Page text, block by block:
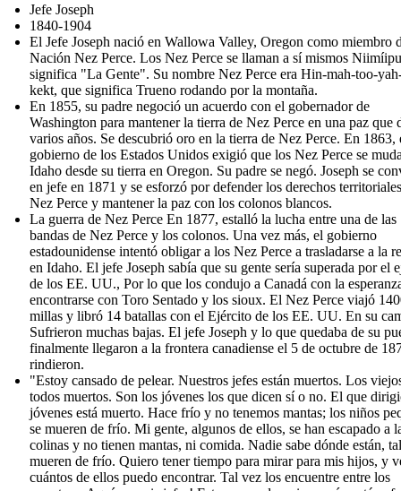
Jefe Joseph
1840-1904
El Jefe Joseph nació en Wallowa Valley, Oregon como miembro
Nación Nez Perce. Los Nez Perce se llaman a sí mismos
significa "La Gente". Su nombre Nez Perce era Hin-mah-too-
kekt, que significa Trueno rodando por la montaña.
En 1855, su padre negoció un acuerdo con el gobernador de
Washington para mantener la tierra de Nez Perce en una paz que
varios años. Se descubrió oro en la tierra de Nez Perce. En 1863,
gobierno de los Estados Unidos exigió que los Nez Perce se
Idaho desde su tierra en Oregon. Su padre se negó. Joseph se
en jefe en 1871 y se esforzó por defender los derechos
Nez Perce y mantener la paz con los colonos blancos.
La guerra de Nez Perce En 1877, estalló la lucha entre una de las
bandas de Nez Perce y los colonos. Una vez más, el gobierno
estadounidense intentó obligar a los Nez Perce a trasladarse a la
en Idaho. El jefe Joseph sabía que su gente sería superada por el
de los EE. UU., Por lo que los condujo a Canadá con la
encontrarse con Toro Sentado y los sioux. El Nez Perce viajó
millas y libró 14 batallas con el Ejército de los EE. UU. En su
Sufrieron muchas bajas. El jefe Joseph y lo que quedaba de su
finalmente llegaron a la frontera canadiense el 5 de octubre de
rindieron.
"Estoy cansado de pelear. Nuestros jefes están muertos. Los
todos muertos. Son los jóvenes los que dicen sí o no. El que
jóvenes está muerto. Hace frío y no tenemos mantas; los niños
se mueren de frío. Mi gente, algunos de ellos, se han escapado a
colinas y no tienen mantas, ni comida. Nadie sabe dónde están,
mueren de frío. Quiero tener tiempo para mirar para mis hijos, y
cuántos de ellos puedo encontrar. Tal vez los encuentre entre los